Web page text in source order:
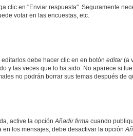
en "Enviar respuesta". Seguramente
votar en las encuestas, etc.
debe hacer clic en en botón editar(a
y las veces que lo ha sido. No aparece si
no podrán borrar sus temas después de
active la opciónAñadir firma cuando
en los mensajes, debe desactivar la opción